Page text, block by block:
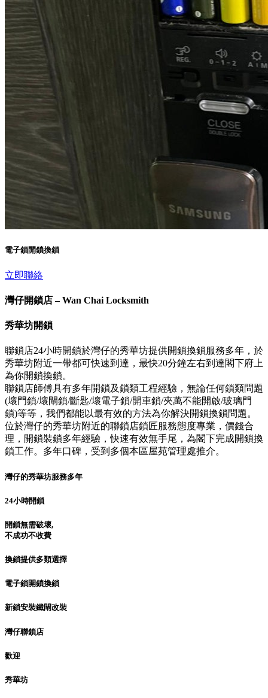
電子鎖開鎖換鎖
立即聯絡
灣仔開鎖店 – Wan Chai Locksmith
秀華坊開鎖
聯鎖店24小時開鎖於灣仔的秀華坊提供開鎖換鎖服務多年，於
秀華坊附近一帶都可快速到達，最快20分鐘左右到達閣下府上
為你開鎖換鎖。
聯鎖店師傅具有多年開鎖及鎖類工程經驗，無論任何鎖類問題
(壞門鎖/壞閘鎖/斷匙/壞電子鎖/開車鎖/夾萬不能開啟/玻璃門
鎖)等等，我們都能以最有效的方法為你解決開鎖換鎖問題。
位於灣仔的秀華坊附近的聯鎖店鎖匠服務態度專業，價錢合
理，開鎖裝鎖多年經驗，快速有效無手尾，為閣下完成開鎖換
鎖工作。多年口碑，受到多個本區屋苑管理處推介。
灣仔的秀華坊服務多年
24小時開鎖
開鎖無需破壞,
不成功不收費
換鎖提供多類選擇
電子鎖開鎖換鎖
新鎖安裝鐵閘改裝
灣仔聯鎖店
歡迎
秀華坊